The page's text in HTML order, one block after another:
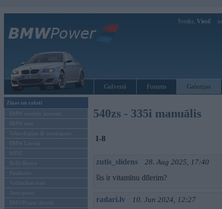
Sveiks, Viesi!
Galvenā Forums Galerijas
Ziņas un raksti
BMW modeļu jaunumi
BMW testi
Tehnoloģijas & sasniegumi
BMW Latvijā
MINI
Rolls-Royce
Pasākumi
Vadāmības tests
Autosports
BMWPower aktuāli
540zs - 335i manuālis
1-8
zutis_slidens 28. Aug 2025, 17:40
šis ir vitamīnu dīlerim?
radari.lv 10. Jun 2024, 12:27